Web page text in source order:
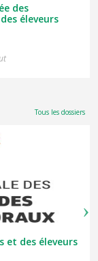
des
éleveurs
Tous les dossiers
et des éleveurs